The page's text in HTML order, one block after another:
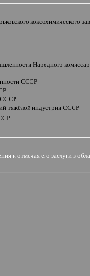
коксохимического
Народного
СССР
СССР
тяжёлой индустрии СССР
и отмечая его заслуги в